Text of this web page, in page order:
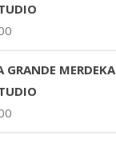
MERDEKA